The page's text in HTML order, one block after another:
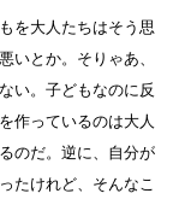
を大人たちはそう思
いとか。そりゃあ、
い。子どもなのに反
作っているのは大人
のだ。逆に、自分が
たけれど、そんなこ